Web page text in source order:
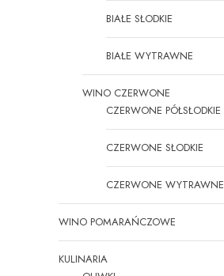
BIAŁE SŁODKIE
BIAŁE WYTRAWNE
WINO CZERWONE
CZERWONE PÓŁSŁODKIE
CZERWONE SŁODKIE
CZERWONE WYTRAWNE
WINO POMARAŃCZOWE
KULINARIA